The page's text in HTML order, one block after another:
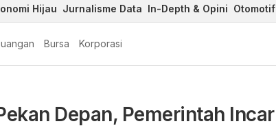
Hijau Jurnalisme Data In-Depth & Opini Otomotif
Bursa Korporasi
Depan, Pemerintah Incar